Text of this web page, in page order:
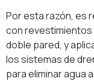
Por esta razón, es
con
doble pared, y
los sistemas de
para eliminar agua